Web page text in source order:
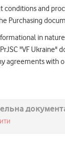
conditions and
Purchasing
in
"VF Ukraine"
agreements with